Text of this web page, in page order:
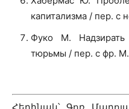
капитализма / пер. с
Фуко М. Надзирать
тюрьмы / пер. с фр.